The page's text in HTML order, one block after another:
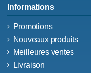
Informations
Promotions
Nouveaux produits
Meilleures ventes
Livraison